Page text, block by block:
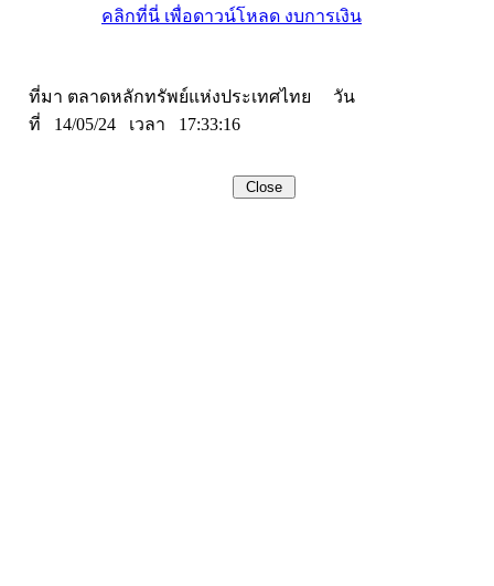
คลิกที่นี่ เพื่อดาวน์โหลด งบการเงิน
ที่มา ตลาดหลักทรัพย์แห่งประเทศไทย วัน
ที่ 14/05/24 เวลา 17:33:16